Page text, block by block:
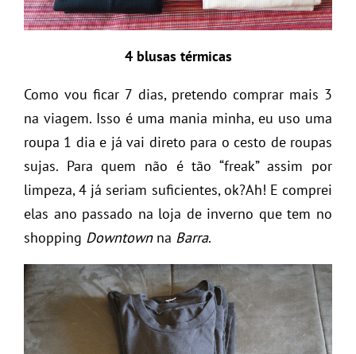
4 blusas térmicas
Como vou ficar 7 dias, pretendo comprar mais 3
na viagem. Isso é uma mania minha, eu uso uma
roupa 1 dia e já vai direto para o cesto de roupas
sujas. Para quem não é tão “freak” assim por
limpeza, 4 já seriam suficientes, ok?Ah! E comprei
elas ano passado na loja de inverno que tem no
shopping Downtownna Barra.